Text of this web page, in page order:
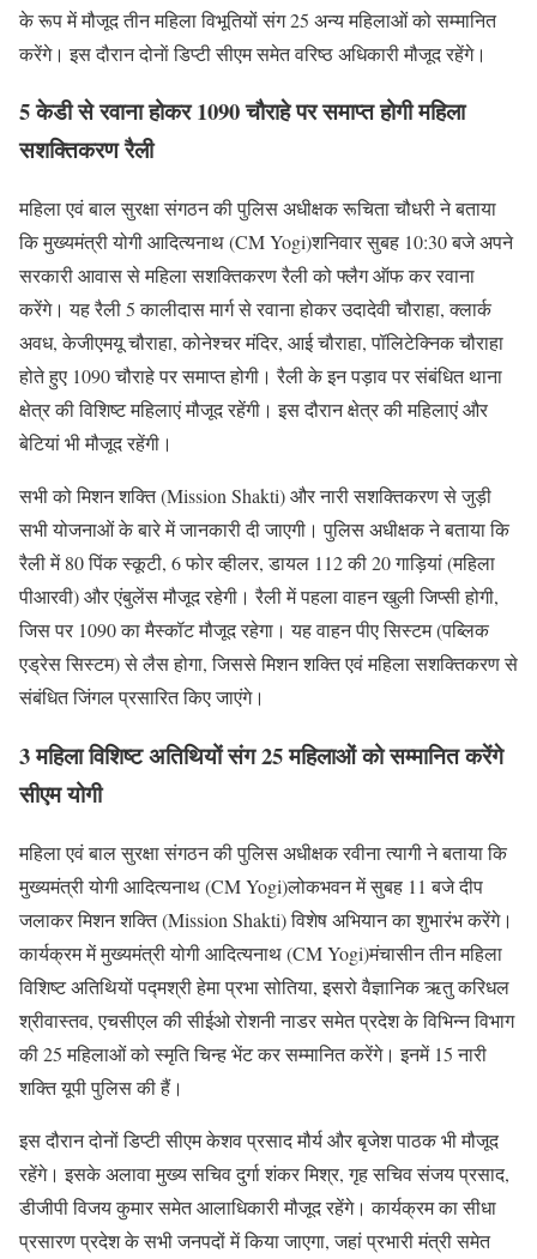
के रूप में मौजूद तीन महिला विभूतियों संग 25 अन्य महिलाओं को सम्मानित
करेंगे। इस दौरान दोनाें डिप्टी सीएम समेत वरिष्ठ अधिकारी मौजूद रहेंगे।
5 केडी से रवाना होकर 1090 चौराहे पर समाप्त होगी महिला
सशक्तिकरण रैली
महिला एवं बाल सुरक्षा संगठन की पुलिस अधीक्षक रूचिता चौधरी ने बताया
कि मुख्यमंत्री योगी आदित्यनाथ (CM Yogi)शनिवार सुबह 10:30 बजे अपने
सरकारी आवास से महिला सशक्तिकरण रैली को फ्लैग ऑफ कर रवाना
करेंगे। यह रैली 5 कालीदास मार्ग से रवाना होकर उदादेवी चौराहा, क्लार्क
अवध, केजीएमयू चौराहा, कोनेश्चर मंदिर, आई चौराहा, पॉलिटेक्निक चौराहा
होते हुए 1090 चौराहे पर समाप्त होगी। रैली के इन पड़ाव पर संबंधित थाना
क्षेत्र की विशिष्ट महिलाएं मौजूद रहेंगी। इस दौरान क्षेत्र की महिलाएं और
बेटियां भी मौजूद रहेंगी।
सभी को मिशन शक्ति (Mission Shakti) और नारी सशक्तिकरण से जुड़ी
सभी योजनाओं के बारे में जानकारी दी जाएगी। पुलिस अधीक्षक ने बताया कि
रैली में 80 पिंक स्कूटी, 6 फोर व्हीलर, डायल 112 की 20 गाड़ियां (महिला
पीआरवी) और एंबुलेंस मौजूद रहेगी। रैली में पहला वाहन खुली जिप्सी होगी,
जिस पर 1090 का मैस्कॉट मौजूद रहेगा। यह वाहन पीए सिस्टम (पब्लिक
एड्रेस सिस्टम) से लैस होगा, जिससे मिशन शक्ति एवं महिला सशक्तिकरण से
संबंधित जिंगल प्रसारित किए जाएंगे।
3 महिला विशिष्ट अतिथियों संग 25 महिलाओं को सम्मानित करेंगे
सीएम योगी
महिला एवं बाल सुरक्षा संगठन की पुलिस अधीक्षक रवीना त्यागी ने बताया कि
मुख्यमंत्री योगी आदित्यनाथ (CM Yogi)लोकभवन में सुबह 11 बजे दीप
जलाकर मिशन शक्ति (Mission Shakti) विशेष अभियान का शुभारंभ करेंगे।
कार्यक्रम में मुख्यमंत्री योगी आदित्यनाथ (CM Yogi)मंचासीन तीन महिला
विशिष्ट अतिथियों पद्मश्री हेमा प्रभा सोतिया, इसरो वैज्ञानिक ऋतु करिधल
श्रीवास्तव, एचसीएल की सीईओ रोशनी नाडर समेत प्रदेश के विभिन्न विभाग
की 25 महिलाओं को स्मृति चिन्ह भेंट कर सम्मानित करेंगे। इनमें 15 नारी
शक्ति यूपी पुलिस की हैं।
इस दौरान दोनों डिप्टी सीएम केशव प्रसाद मौर्य और बृजेश पाठक भी मौजूद
रहेंगे। इसके अलावा मुख्य सचिव दुर्गा शंकर मिश्र, गृह सचिव संजय प्रसाद,
डीजीपी विजय कुमार समेत आलाधिकारी मौजूद रहेंगे। कार्यक्रम का सीधा
प्रसारण प्रदेश के सभी जनपदों में किया जाएगा, जहां प्रभारी मंत्री समेत